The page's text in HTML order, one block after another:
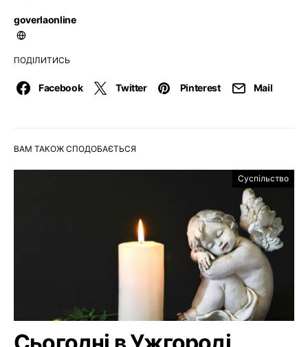
goverlaonline
ПОДІЛИТИСЬ
Facebook Twitter Pinterest Mail
ВАМ ТАКОЖ СПОДОБАЄТЬСЯ
Суспільство